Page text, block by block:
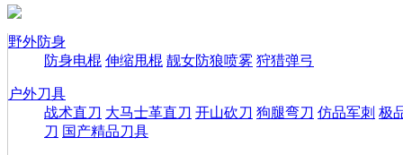
野外防身
防身电棍 伸缩甩棍 靓女防狼喷雾 狩猎弹弓
户外刀具
战术直刀 大马士革直刀 开山砍刀 狗腿弯刀 仿品军刺 极
刀 国产精品刀具